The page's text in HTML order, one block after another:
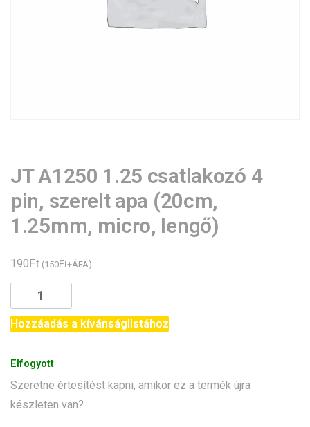
JT A1250 1.25 csatlakozó 4
pin, szerelt apa (20cm,
1.25mm, micro, lengő)
190Ft (150Ft+ÁFA)
A1250
1.25
szerelt
apa
Hozzáadás a kívánságlistához
Elfogyott
Szeretne értesítést kapni, amikor ez a termék újra
készleten van?